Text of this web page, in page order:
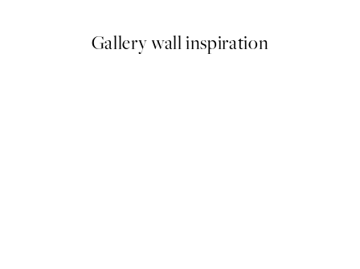
Gallery wall inspiration